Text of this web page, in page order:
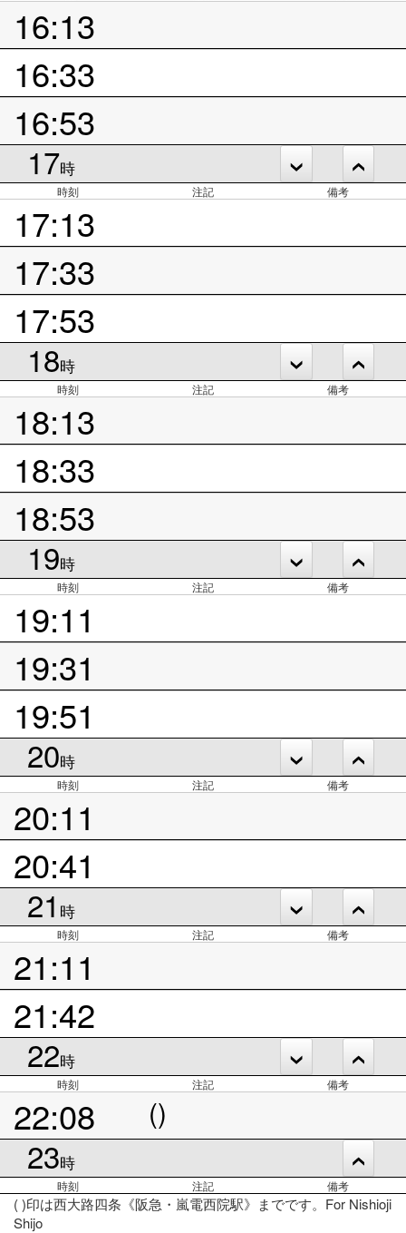
16:13
16:33
16:53
17時
時刻 注記 備考
17:13
17:33
17:53
18時
時刻 注記 備考
18:13
18:33
18:53
19時
時刻 注記 備考
19:11
19:31
19:51
20時
時刻 注記 備考
20:11
20:41
21 時
時刻 注記 備考
21:11
21:42
22時
時刻 注記 備考
22:08 ()
23時
時刻 注記 備考
( )印は西大路四条《阪急・嵐電西院駅》までです。For Nishioji
Shijo